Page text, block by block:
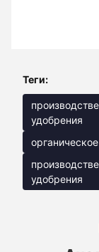
Теги:
удобрения
удобрения